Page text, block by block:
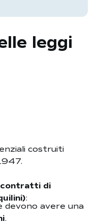
leggi
costruiti
di
:
devono avere una
.